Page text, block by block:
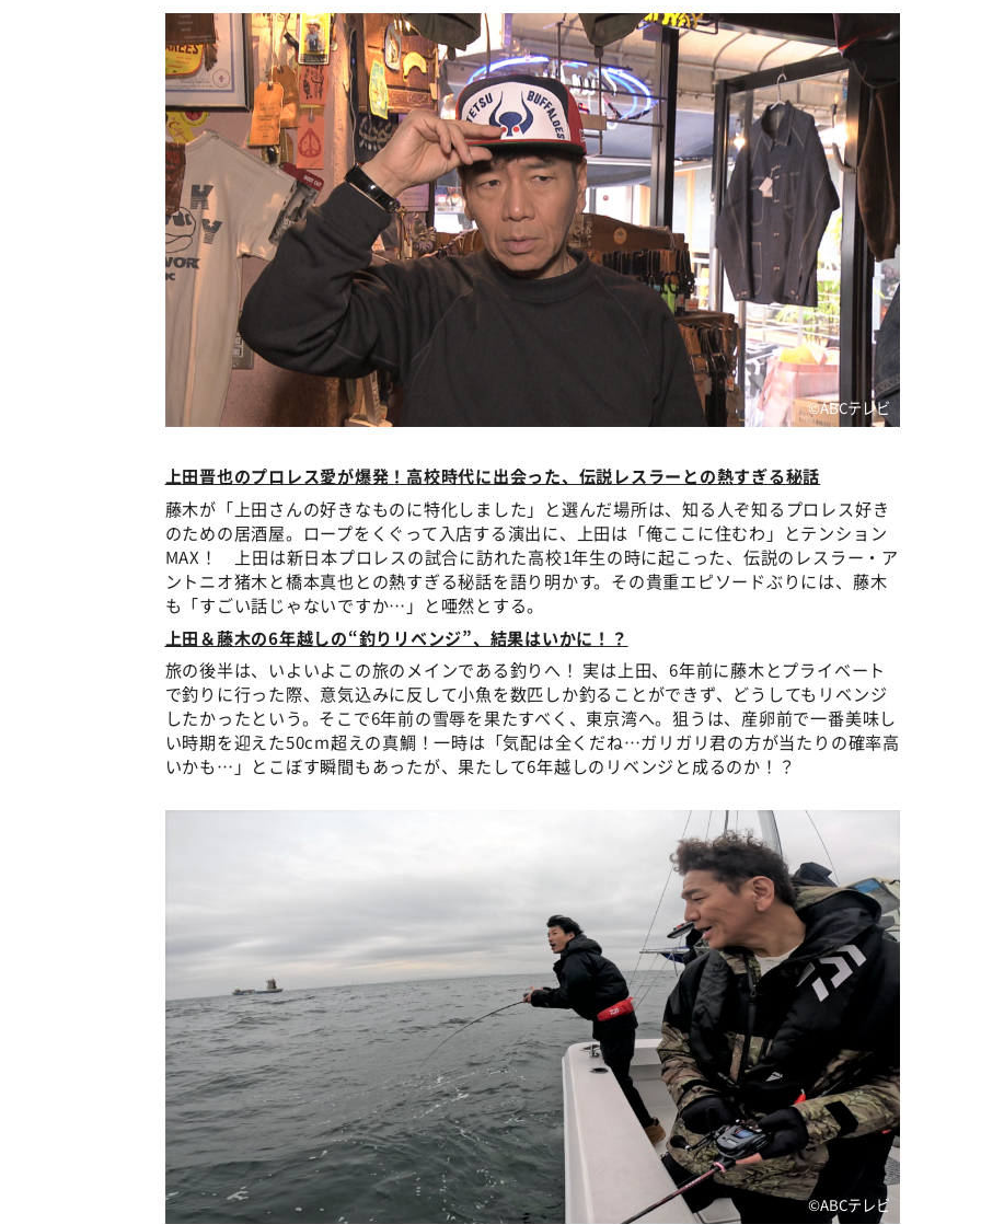
©ABCテレビ
上田晋也のプロレス愛が爆発！高校時代に出会った、伝説レスラーとの熱すぎる秘話
藤木が「上田さんの好きなものに特化しました」と選んだ場所は、知る人ぞ知るプロレス好き
のための居酒屋。ロープをくぐって入店する演出に、上田は「俺ここに住むわ」とテンション
MAX！ 上田は新日本プロレスの試合に訪れた高校1年生の時に起こった、伝説のレスラー・ア
ントニオ猪木と橋本真也との熱すぎる秘話を語り明かす。その貴重エピソードぶりには、藤木
も「すごい話じゃないですか…」と唖然とする。
上田＆藤木の6年越しの“釣りリベンジ”、結果はいかに！？
旅の後半は、いよいよこの旅のメインである釣りへ！ 実は上田、6年前に藤木とプライベート
で釣りに行った際、意気込みに反して小魚を数匹しか釣ることができず、どうしてもリベンジ
したかったという。そこで6年前の雪辱を果たすべく、東京湾へ。狙うは、産卵前で一番美味し
い時期を迎えた50cm超えの真鯛！一時は「気配は全くだね…ガリガリ君の方が当たりの確率高
いかも…」とこぼす瞬間もあったが、果たして6年越しのリベンジと成るのか！？
©ABCテレビ